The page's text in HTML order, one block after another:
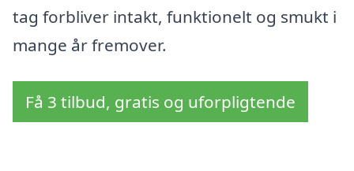
tag forbliver intakt, funktionelt og smukt i
mange år fremover.
Få 3 tilbud, gratis og uforpligtende